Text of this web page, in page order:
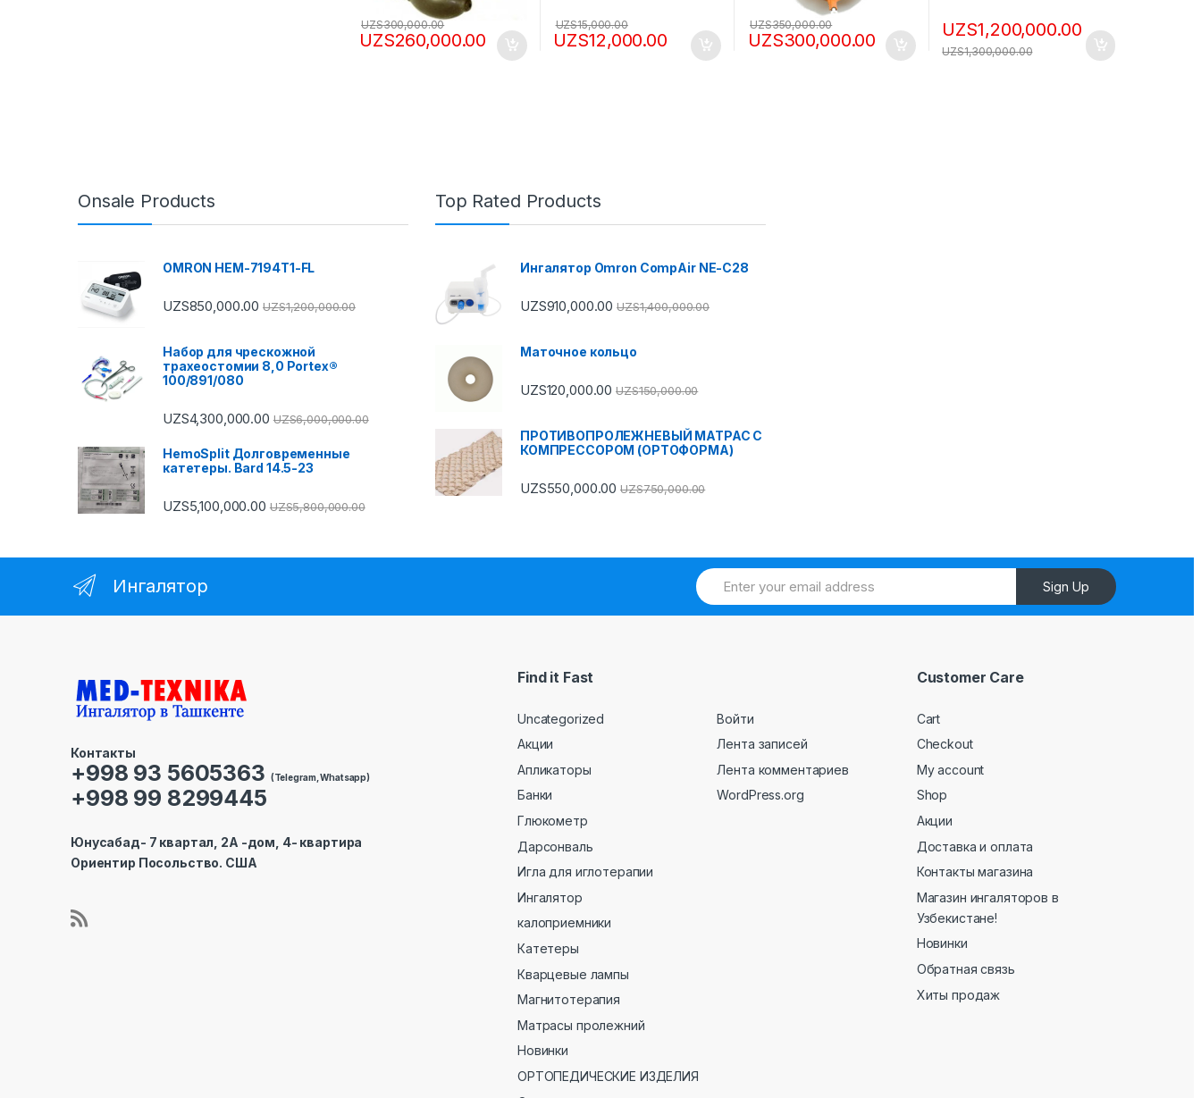
UZS260,000.00
UZS300,000.00
UZS12,000.00
UZS15,000.00
UZS300,000.00
UZS350,000.00 UZS1,200,000.00
UZS1,300,000.00
Onsale Products
OMRON HEM-7194T1-FL
UZS850,000.00 UZS1,200,000.00
Набор для чрескожной
трахеостомии 8,0 Portex®
100/891/080
UZS4,300,000.00 UZS6,000,000.00
HemoSplit Долговременные
катетеры. Bard 14.5-23
UZS5,100,000.00 UZS5,800,000.00
Top Rated Products
Ингалятор Omron CompAir NE-C28
UZS910,000.00 UZS1,400,000.00
Маточное кольцо
UZS120,000.00 UZS150,000.00
ПРОТИВОПРОЛЕЖНЕВЫЙ МАТРАС С
КОМПРЕССОРОМ (ОРТОФОРМА)
UZS550,000.00 UZS750,000.00
Ингалятор Sign Up
Контакты
+998 93 5605363 (Telegram, Whatsapp)
+998 99 8299445
Юнусабад- 7 квартал, 2А -дом, 4- квартира
Ориентир Посольство. США
Find it Fast
Uncategorized
Акции
Апликаторы
Банки
Глюкометр
Дарсонваль
Игла для иглотерапии
Ингалятор
калоприемники
Катетеры
Кварцевые лампы
Магнитотерапия
Матрасы пролежний
Новинки
ОРТОПЕДИЧЕСКИЕ ИЗДЕЛИЯ
Войти
Лента записей
Лента комментариев
WordPress.org
Customer Care
Cart
Checkout
My account
Shop
Акции
Доставка и оплата
Контакты магазина
Магазин ингаляторов в
Узбекистане!
Новинки
Обратная связь
Хиты продаж